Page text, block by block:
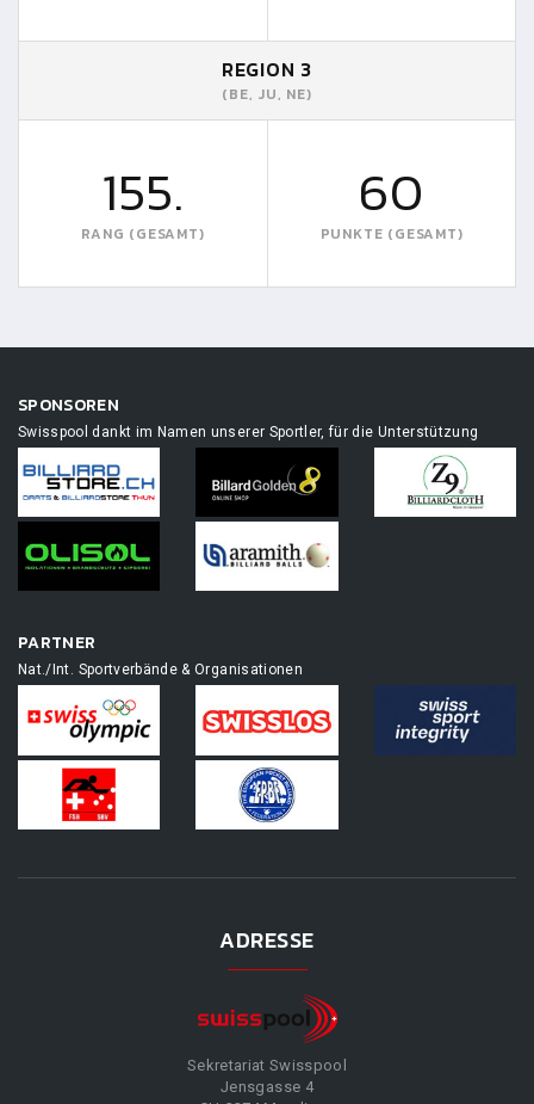
REGION 3
(BE, JU, NE)
155.
RANG (GESAMT)
60
PUNKTE (GESAMT)
SPONSOREN
Swisspool dankt im Namen unserer Sportler, für die Unterstützung
PARTNER
Nat./Int. Sportverbände & Organisationen
ADRESSE
Sekretariat Swisspool
Jensgasse 4